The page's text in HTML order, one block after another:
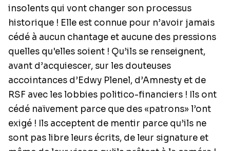
insolents qui vont changer son processus
historique ! Elle est connue pour n’avoir jamais
cédé à aucun chantage et aucune des pressions
quelles qu'elles soient ! Qu’ils se renseignent,
avant d’acquiescer, sur les douteuses
accointances d’Edwy Plenel, d’Amnesty et de
RSF avec les lobbies politico-financiers ! Ils ont
cédé naïvement parce que des «patrons» l’ont
exigé ! Ils acceptent de mentir parce qu’ils ne
sont pas libre leurs écrits, de leur signature et